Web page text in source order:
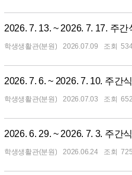
2026. 7. 13. ~ 2026. 7. 17. 주간
학생생활관(분원) 2026.07.09
2026. 7. 6. ~ 2026. 7. 10. 주간
학생생활관(분원) 2026.07.03 652
2026. 6. 29. ~ 2026. 7. 3. 주간
학생생활관(분원) 2026.06.24 725